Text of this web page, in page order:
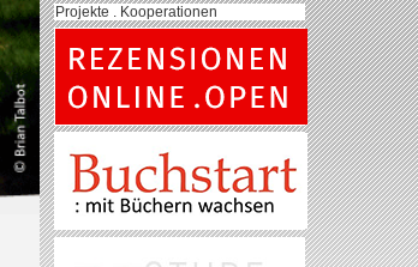
Projekte . Kooperationen